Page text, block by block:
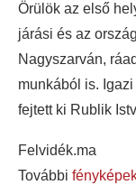
Örülök az első
járási és az
Nagyszarván,
munkából is.
fejtett ki Rublik
Felvidék.ma
További